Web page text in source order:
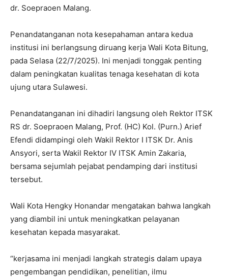
dr. Soepraoen Malang.
Penandatanganan nota kesepahaman antara kedua
institusi ini berlangsung diruang kerja Wali Kota Bitung,
pada Selasa (22/7/2025). Ini menjadi tonggak penting
dalam peningkatan kualitas tenaga kesehatan di kota
ujung utara Sulawesi.
Penandatanganan ini dihadiri langsung oleh Rektor ITSK
RS dr. Soepraoen Malang, Prof. (HC) Kol. (Purn.) Arief
Efendi didampingi oleh Wakil Rektor I ITSK Dr. Anis
Ansyori, serta Wakil Rektor IV ITSK Amin Zakaria,
bersama sejumlah pejabat pendamping dari institusi
tersebut.
Wali Kota Hengky Honandar mengatakan bahwa langkah
yang diambil ini untuk meningkatkan pelayanan
kesehatan kepada masyarakat.
“kerjasama ini menjadi langkah strategis dalam upaya
pengembangan pendidikan, penelitian, ilmu